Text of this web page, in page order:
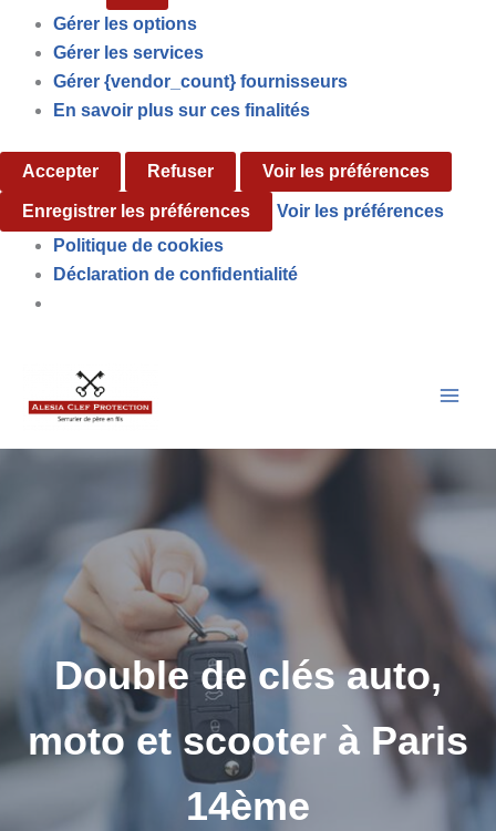
Gérer les options
Gérer les services
Gérer {vendor_count} fournisseurs
En savoir plus sur ces finalités
Accepter Refuser Voir les préférences
Enregistrer les préférences
Voir les préférences
Politique de cookies
Déclaration de confidentialité
contenu
Double de clés auto,
moto et scooter à Paris
14ème